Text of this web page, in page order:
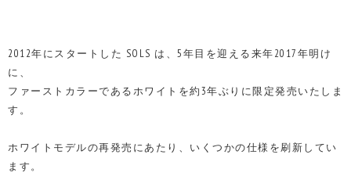
2012年にスタートした SOLS は、5年目を迎える来年2017年明け
に、
ファーストカラーであるホワイトを約3年ぶりに限定発売いたしま
す。
ホワイトモデルの再発売にあたり、いくつかの仕様を刷新してい
ます。